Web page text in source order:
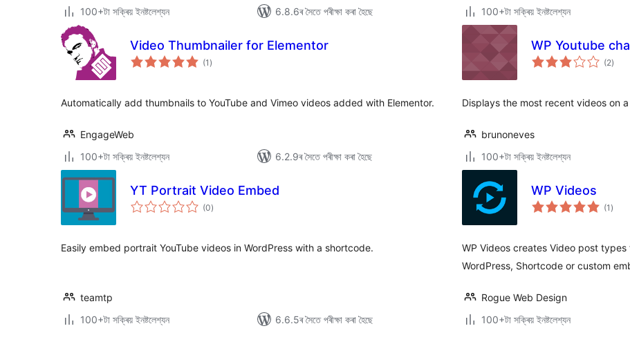
100+টা সক্ৰিয় ইনষ্টলেশ্যন
6.8.6ৰ সৈতে পৰীক্ষা কৰা হৈছে
100+টা সক্ৰিয় ইনষ্টলেশ্যন
Video Thumbnailer for Elementor
(1 টা
মুঠ)
Automatically add thumbnails to YouTube and Vimeo videos added with Elementor.
EngageWeb
100+টা সক্ৰিয় ইনষ্টলেশ্যন
6.2.9ৰ সৈতে পৰীক্ষা কৰা হৈছে
WP Youtube
(2টা
মুঠ)
Displays the most recent videos on
brunoneves
100+টা সক্ৰিয় ইনষ্টলেশ্যন
YT Portrait Video Embed
(0টা
মুঠ)
Easily embed portrait YouTube videos in WordPress with a shortcode.
teamtp
100+টা সক্ৰিয় ইনষ্টলেশ্যন
6.6.5ৰ সৈতে পৰীক্ষা কৰা হৈছে
WP Videos
(1 টা
মুঠ)
WP Videos creates Video post
WordPress, Shortcode or custom
Rogue Web Design
100+টা সক্ৰিয় ইনষ্টলেশ্যন